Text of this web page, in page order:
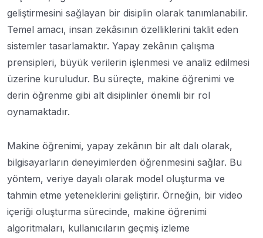
geliştirmesini sağlayan bir disiplin olarak tanımlanabilir.
Temel amacı, insan zekâsının özelliklerini taklit eden
sistemler tasarlamaktır. Yapay zekânın çalışma
prensipleri, büyük verilerin işlenmesi ve analiz edilmesi
üzerine kuruludur. Bu süreçte, makine öğrenimi ve
derin öğrenme gibi alt disiplinler önemli bir rol
oynamaktadır.
Makine öğrenimi, yapay zekânın bir alt dalı olarak,
bilgisayarların deneyimlerden öğrenmesini sağlar. Bu
yöntem, veriye dayalı olarak model oluşturma ve
tahmin etme yeteneklerini geliştirir. Örneğin, bir video
içeriği oluşturma sürecinde, makine öğrenimi
algoritmaları, kullanıcıların geçmiş izleme